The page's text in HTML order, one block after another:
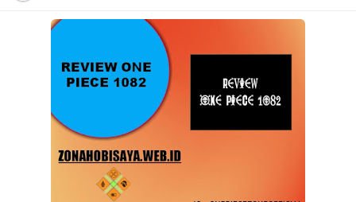
Profil Anwar Hafid, Politisi Yang Mernjadi Gubernur Provinsi Sulawesi
Tengah
Resep Pesmol Ikan Mas, Makanan Khas Sunda Dengan Rasa Yang
Arti Bendera Barbados, Negara Kepulauan Yang Terletak Di Kawasan